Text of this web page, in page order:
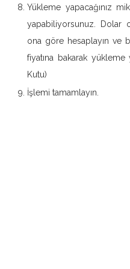
Yükleme yapacağınız
yapabiliyorsunuz. Dolar
ona göre hesaplayın ve
fiyatına bakarak yükleme
Kutu)
İşlemi tamamlayın.